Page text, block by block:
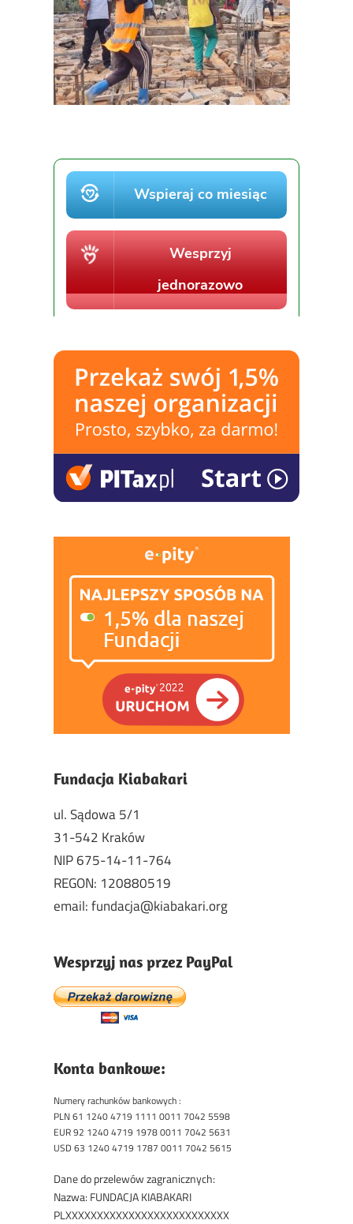
Fundacja Kiabakari
ul. Sądowa 5/1
31-542 Kraków
NIP 675-14-11-764
REGON: 120880519
email: fundacja@kiabakari.org
Wesprzyj nas przez PayPal
Konta bankowe:
Numery rachunków bankowych :
PLN 61 1240 4719 1111 0011 7042 5598
EUR 92 1240 4719 1978 0011 7042 5631
USD 63 1240 4719 1787 0011 7042 5615
Dane do przelewów zagranicznych:
Nazwa: FUNDACJA KIABAKARI
PLXXXXXXXXXXXXXXXXXXXXXXXXXX